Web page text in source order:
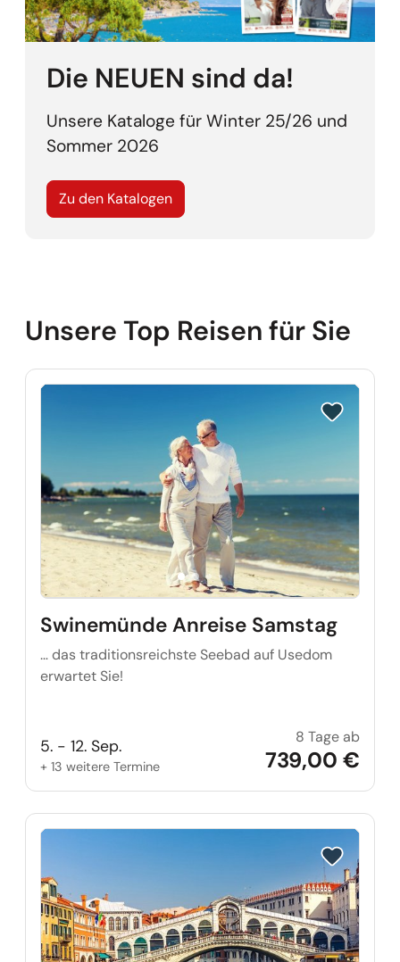
Die NEUEN sind da!
Unsere Kataloge für Winter 25/26 und
Sommer 2026
Zu den Katalogen
Unsere Top Reisen für Sie
Reise auf
Swinemünde Anreise Samstag
… das traditionsreichste Seebad auf Usedom
erwartet Sie!
5. - 12. Sep.
+ 13 weitere Termine
8 Tage ab
739,00 €
Reise auf